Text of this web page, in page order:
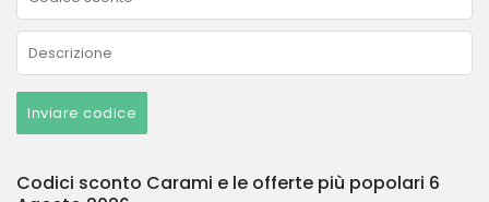
Inviare codice
Codici sconto Carami e le offerte più popolari 6